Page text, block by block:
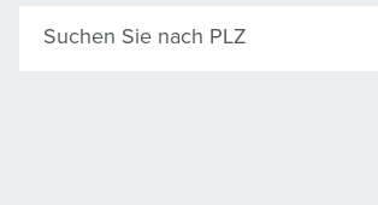
Suchen Sie nach PLZ